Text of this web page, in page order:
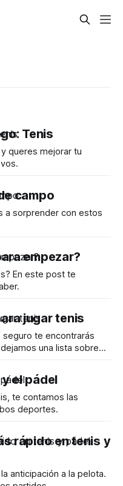
Tenis
queres mejorar tu
campo
a sorprender con estos
empezar?
En este post te
jugar tenis
te encontrarás
una lista sobre
el pádel
te contamos las
deportes.
rápido en tenis y
anticipación a la pelota.